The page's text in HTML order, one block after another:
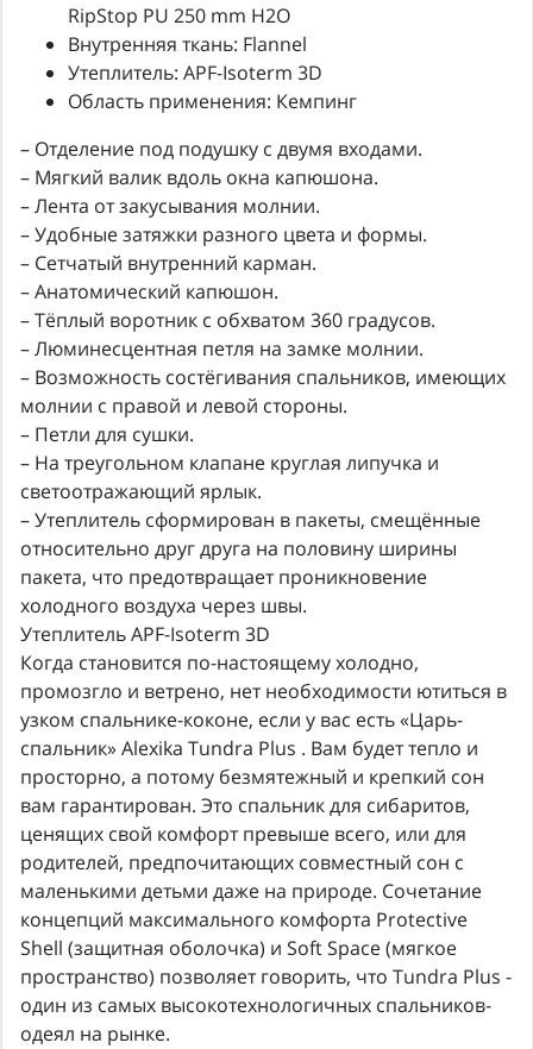
RipStop PU 250 mm H2O
Внутренняя ткань: Flannel
Утеплитель: APF-Isoterm 3D
Область применения: Кемпинг
– Отделение под подушку с двумя входами.
– Мягкий валик вдоль окна капюшона.
– Лента от закусывания молнии.
– Удобные затяжки разного цвета и формы.
– Сетчатый внутренний карман.
– Анатомический капюшон.
– Тёплый воротник с обхватом 360 градусов.
– Люминесцентная петля на замке молнии.
– Возможность состёгивания спальников, имеющих
молнии с правой и левой стороны.
– Петли для сушки.
– На треугольном клапане круглая липучка и
светоотражающий ярлык.
– Утеплитель сформирован в пакеты, смещённые
относительно друг друга на половину ширины
пакета, что предотвращает проникновение
холодного воздуха через швы.
Утеплитель APF-Isoterm 3D
Когда становится по-настоящему холодно,
промозгло и ветрено, нет необходимости ютиться в
узком спальнике-коконе, если у вас есть «Царь-
спальник» Alexika Tundra Plus . Вам будет тепло и
просторно, а потому безмятежный и крепкий сон
вам гарантирован. Это спальник для сибаритов,
ценящих свой комфорт превыше всего, или для
родителей, предпочитающих совместный сон с
маленькими детьми даже на природе. Сочетание
концепций максимального комфорта Protective
Shell (защитная оболочка) и Soft Space (мягкое
пространство) позволяет говорить, что Tundra Plus -
один из самых высокотехнологичных спальников-
одеял на рынке.